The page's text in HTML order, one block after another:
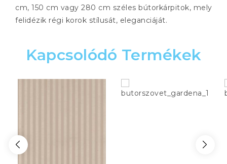
cm, 150 cm vagy 280 cm széles bútorkárpitok, mely
felidézik régi korok stílusát, eleganciáját.
Kapcsolódó Termékek